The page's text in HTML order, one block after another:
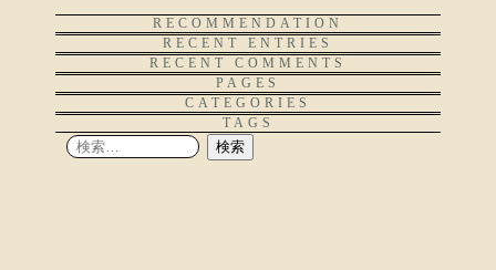
RECOMMENDATION
RECENT ENTRIES
RECENT COMMENTS
PAGES
CATEGORIES
TAGS